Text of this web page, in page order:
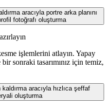
işlemlerini atlayın. Yapay
sonraki tasarımınız için temiz,